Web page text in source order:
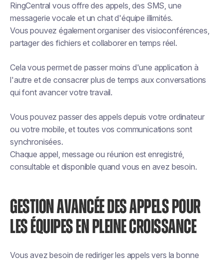
RingCentral vous offre des appels, des SMS, une
messagerie vocale et un chat d'équipe illimités.
Vous pouvez également organiser des visioconférences,
partager des fichiers et collaborer en temps réel.
Cela vous permet de passer moins d'une application à
l'autre et de consacrer plus de temps aux conversations
qui font avancer votre travail.
Vous pouvez passer des appels depuis votre ordinateur
ou votre mobile, et toutes vos communications sont
synchronisées.
Chaque appel, message ou réunion est enregistré,
consultable et disponible quand vous en avez besoin.
GESTION AVANCÉE DES APPELS POUR
LES ÉQUIPES EN PLEINE CROISSANCE
Vous avez besoin de rediriger les appels vers la bonne